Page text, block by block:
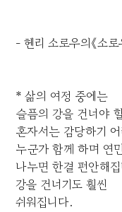
- 헨리 소로우의《소
* 삶의 여정 중에는
슬픔의 강을 건너야
혼자서는 감당하기
누군가 함께 하며 연
나누면 한결 편안해
강을 건너기도 훨씬
쉬워집니다.